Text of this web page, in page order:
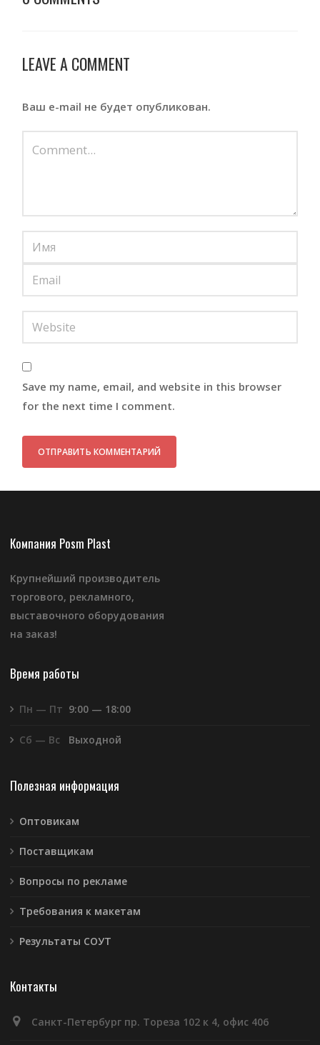
LEAVE A COMMENT
Ваш e-mail не будет опубликован.
Save my name, email, and website in this browser
for the next time I comment.
Компания Posm Plast
Крупнейший производитель
торгового, рекламного,
выставочного оборудования
на заказ!
Время работы
Пн — Пт 9:00 — 18:00
Сб — Вс Выходной
Полезная информация
Оптовикам
Поставщикам
Вопросы по рекламе
Требования к макетам
Результаты СОУТ
Контакты
Санкт-Петербург пр. Тореза 102 к 4, офис 406